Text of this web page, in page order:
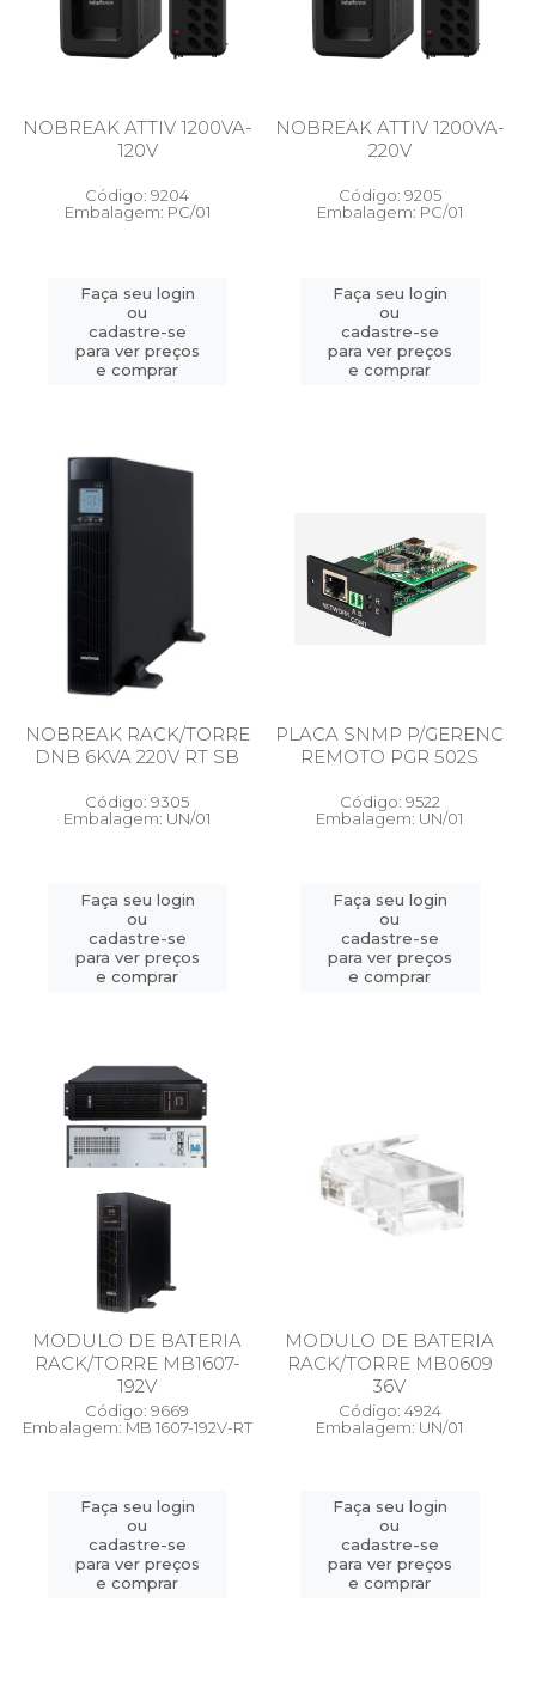
NOBREAK ATTIV 1200VA-
120V
Código: 9204
Embalagem: PC/01
Faça seu login
ou
cadastre-se
para ver preços
e comprar
NOBREAK ATTIV 1200VA-
220V
Código: 9205
Embalagem: PC/01
Faça seu login
ou
cadastre-se
para ver preços
e comprar
NOBREAK RACK/TORRE
DNB 6KVA 220V RT SB
Código: 9305
Embalagem: UN/01
Faça seu login
ou
cadastre-se
para ver preços
e comprar
PLACA SNMP P/GERENC
REMOTO PGR 502S
Código: 9522
Embalagem: UN/01
Faça seu login
ou
cadastre-se
para ver preços
e comprar
MODULO DE BATERIA
RACK/TORRE MB1607-
192V
Código: 9669
Embalagem: MB 1607-192V-RT
Faça seu login
ou
cadastre-se
para ver preços
e comprar
MODULO DE BATERIA
RACK/TORRE MB0609
36V
Código: 4924
Embalagem: UN/01
Faça seu login
ou
cadastre-se
para ver preços
e comprar